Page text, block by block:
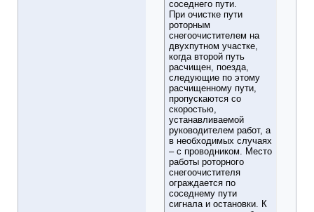
соседнего пути.
При очистке пути
роторным
снегоочистителем на
двухпутном участке,
когда второй путь
расчищен, поезда,
следующие по этому
расчищенному пути,
пропускаются со
скоростью,
устанавливаемой
руководителем работ, а
в необходимых случаях
– с проводником. Место
работы роторного
снегоочистителя
ограждается по
соседнему пути
сигнала и остановки. К